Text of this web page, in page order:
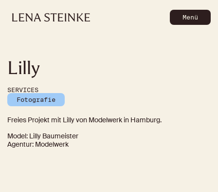
SERVICES
Fotografie
Freies Projekt mit Lilly von Modelwerk in Hamburg.
Model: Lilly Baumeister
Agentur: Modelwerk
Lilly
LENA STEINKE Menü